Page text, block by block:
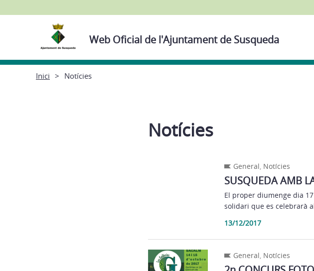
Web Oficial de l'Ajuntament de Susqueda
Inici Notícies
Notícies
General, Notícies
SUSQUEDA AMB
El proper diumenge dia
solidari que es celebrarà
13/12/2017
General, Notícies